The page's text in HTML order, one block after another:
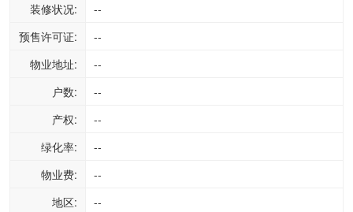
装修状况:
--
预售许可证:
--
物业地址:
--
户数:
--
产权:
--
绿化率:
--
物业费:
--
地区:
--